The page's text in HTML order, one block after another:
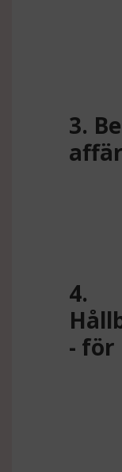
3.
4.
- för